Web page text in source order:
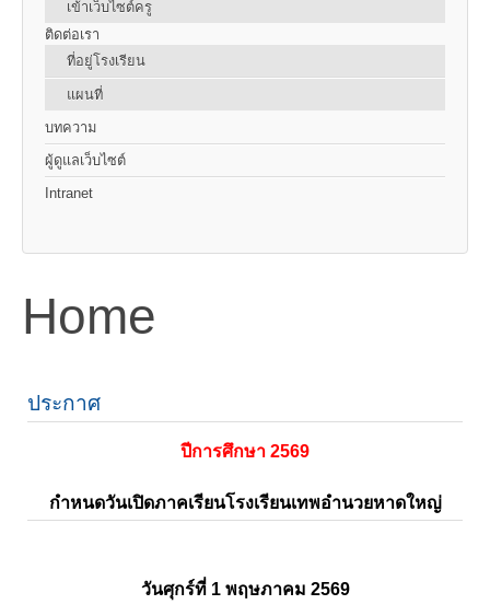
เข้าเว็บไซต์ครู
ติดต่อเรา
ที่อยู่โรงเรียน
แผนที่
บทความ
ผู้ดูแลเว็บไซต์
Intranet
Home
ประกาศ
ปีการศึกษา 2569
กำหนดวันเปิดภาคเรียนโรงเรียนเทพอำนวยหาดใหญ่
วันศุกร์ที่ 1 พฤษภาคม 2569